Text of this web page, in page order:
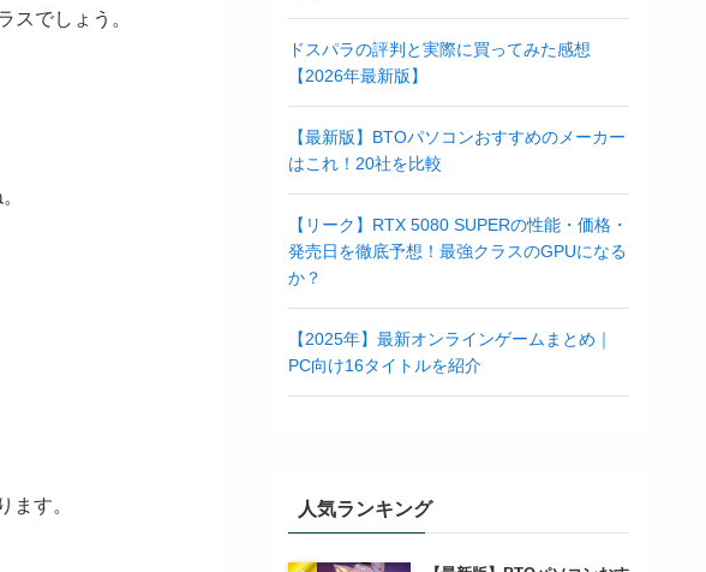
スでしょう。
ます。
ドスパラの評判と実際に買ってみた感想
【2026年最新版】
【最新版】BTOパソコンおすすめのメーカー
はこれ！20社を比較
【リーク】RTX 5080 SUPERの性能・価格・
発売日を徹底予想！最強クラスのGPUになる
か？
【2025年】最新オンラインゲームまとめ｜
PC向け16タイトルを紹介
人気ランキング